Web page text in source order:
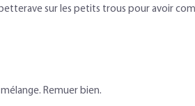
sur les petits trous pour avoir
Remuer bien.